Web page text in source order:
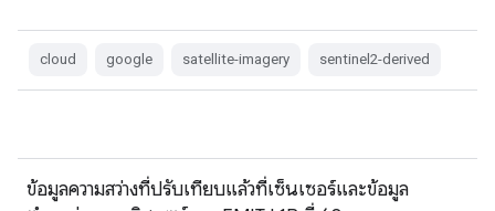
cloud google satellite-imagery sentinel2-derived
ข้อมูลความสว่างที่ปรับเทียบแล้วที่เซ็นเซอร์และข้อมูล